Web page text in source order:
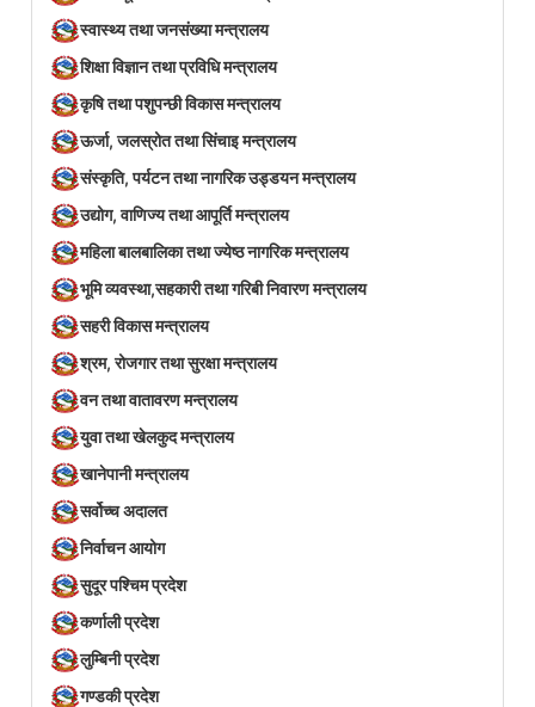
स्वास्थ्य तथा जनसंख्या मन्त्रालय
शिक्षा विज्ञान तथा प्रविधि मन्त्रालय
कृषि तथा पशुपन्छी विकास मन्त्रालय
ऊर्जा, जलस्रोत तथा सिंचाइ मन्त्रालय
संस्कृति, पर्यटन तथा नागरिक उड्डयन मन्त्रालय
उद्योग, वाणिज्य तथा आपूर्ति मन्त्रालय
महिला बालबालिका तथा ज्येष्ठ नागरिक मन्त्रालय
भूमि व्यवस्था,सहकारी तथा गरिबी निवारण मन्त्रालय
सहरी विकास मन्त्रालय
श्रम, रोजगार तथा सुरक्षा मन्त्रालय
वन तथा वातावरण मन्त्रालय
युवा तथा खेलकुद मन्त्रालय
खानेपानी मन्त्रालय
सर्वोच्च अदालत
निर्वाचन आयोग
सुदूर पश्चिम प्रदेश
कर्णाली प्रदेश
लुम्बिनी प्रदेश
गण्डकी प्रदेश